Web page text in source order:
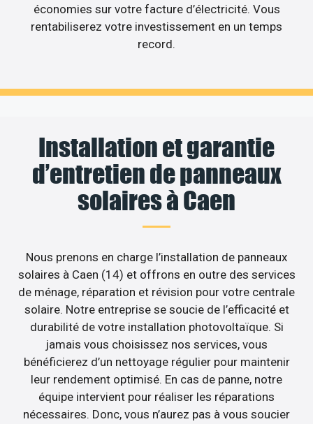
économies sur votre facture d’électricité. Vous
rentabiliserez votre investissement en un temps
record.
Installation et garantie
d’entretien de panneaux
solaires à Caen
Nous prenons en charge l’installation de panneaux
solaires à Caen (14) et offrons en outre des services
de ménage, réparation et révision pour votre centrale
solaire. Notre entreprise se soucie de l’efficacité et
durabilité de votre installation photovoltaïque. Si
jamais vous choisissez nos services, vous
bénéficierez d’un nettoyage régulier pour maintenir
leur rendement optimisé. En cas de panne, notre
équipe intervient pour réaliser les réparations
nécessaires. Donc, vous n’aurez pas à vous soucier